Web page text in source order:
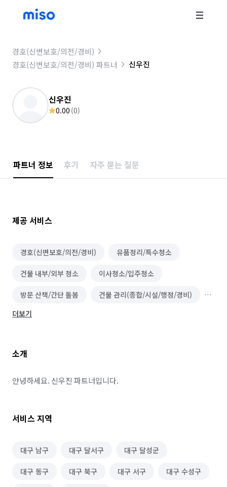
경호(신변보호/의전/경비)
경호(신변보호/의전/경비) 파트너
신우진
신우진
0.00 (0)
파트너 정보 후기 자주 묻는 질문
제공 서비스
경호(신변보호/의전/경비) 유품정리/특수청소
건물 내부/외부 청소 이사청소/입주청소
방문 산책/간단 돌봄 건물 관리(종합/시설/행정/경비)
온라인구매 대행
동행 심부름
PC방·오락실·게임장 알바
더보기
소개
안녕하세요. 신우진 파트너입니다.
서비스 지역
대구 남구 대구 달서구 대구 달성군
대구 동구 대구 북구 대구 서구 대구 수성구